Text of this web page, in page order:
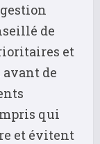
de
et
de
qui
et évitent